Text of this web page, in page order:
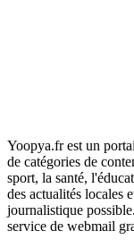
Yoopya.fr est un
de catégories de
sport, la santé,
des actualités locales
journalistique
service de webmail